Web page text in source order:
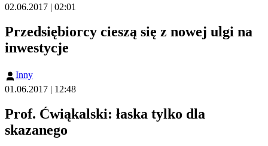
02.06.2017 | 02:01
Przedsiębiorcy cieszą się z nowej ulgi na
inwestycje
Inny
01.06.2017 | 12:48
Prof. Ćwiąkalski: łaska tylko dla
skazanego